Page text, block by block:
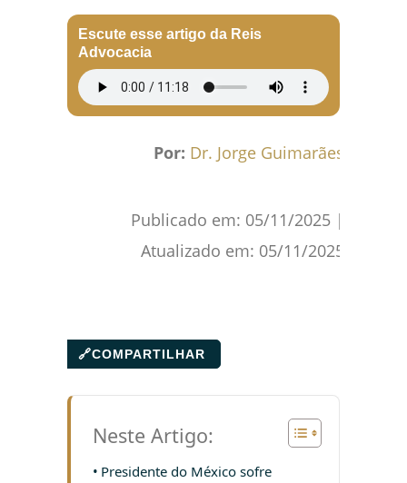
Escute esse artigo da Reis
Advocacia
Por: Dr. Jorge Guimarães
Publicado em: 05/11/2025 |
Atualizado em: 05/11/2025
🔗COMPARTILHAR
Neste Artigo:
Presidente do México sofre